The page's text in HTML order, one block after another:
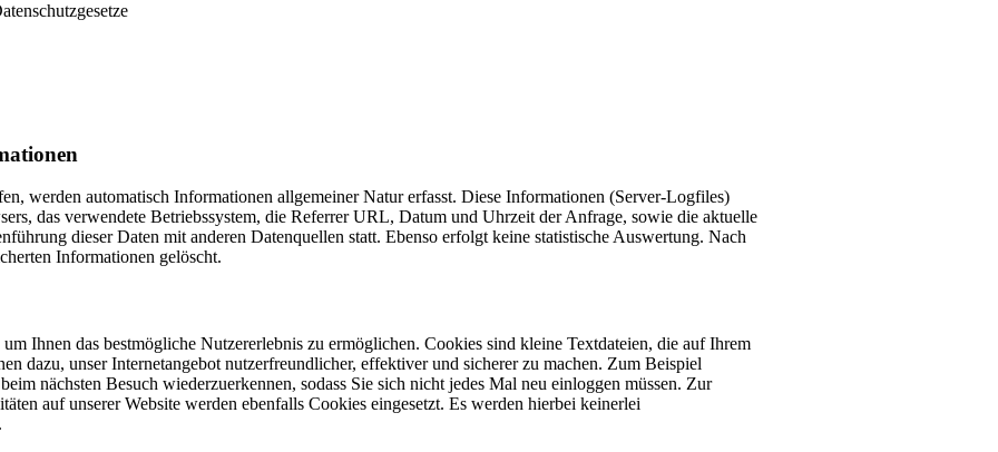
werden automatisch Informationen allgemeiner Natur erfasst. Diese Informationen (Server-Logfiles)
das verwendete Betriebssystem, die Referrer URL, Datum und Uhrzeit der Anfrage, sowie die aktuelle
dieser Daten mit anderen Datenquellen statt. Ebenso erfolgt keine statistische Auswertung. Nach
Informationen gelöscht.
Ihnen das bestmögliche Nutzererlebnis zu ermöglichen. Cookies sind kleine Textdateien, die auf Ihrem
dazu, unser Internetangebot nutzerfreundlicher, effektiver und sicherer zu machen. Zum Beispiel
nächsten Besuch wiederzuerkennen, sodass Sie sich nicht jedes Mal neu einloggen müssen. Zur
auf unserer Website werden ebenfalls Cookies eingesetzt. Es werden hierbei keinerlei